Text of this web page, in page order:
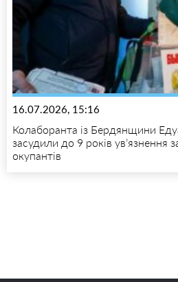
16.07.2026, 15:16
Колаборанта із Бердянщини
засудили до 9 років ув’язнення
окупантів